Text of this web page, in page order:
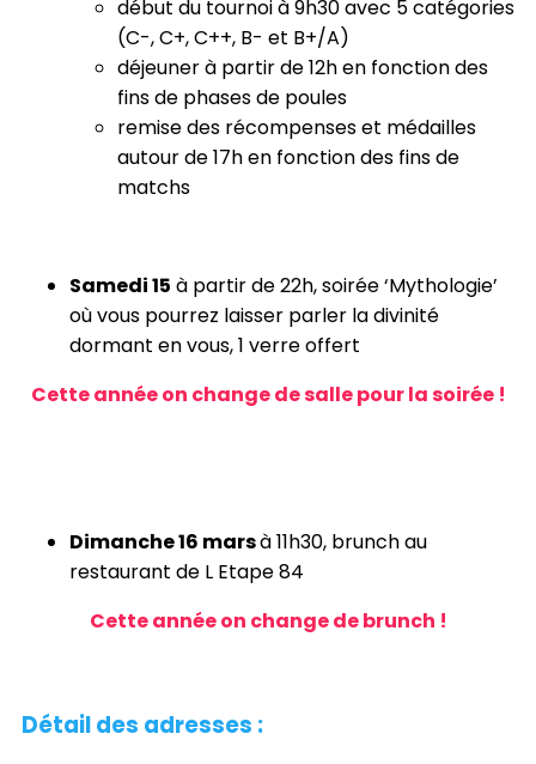
début du tournoi à 9h30 avec 5 catégories
(C-, C+, C++, B- et B+/A)
déjeuner à partir de 12h en fonction des
fins de phases de poules
remise des récompenses et médailles
autour de 17h en fonction des fins de
matchs
Samedi 15 à partir de 22h, soirée ‘Mythologie’
où vous pourrez laisser parler la divinité
dormant en vous, 1 verre offert
Cette année on change de salle pour la soirée !
Dimanche 16 marsà 11h30, brunch au
restaurant de L Etape 84
Cette année on change de brunch !
Détail des adresses :